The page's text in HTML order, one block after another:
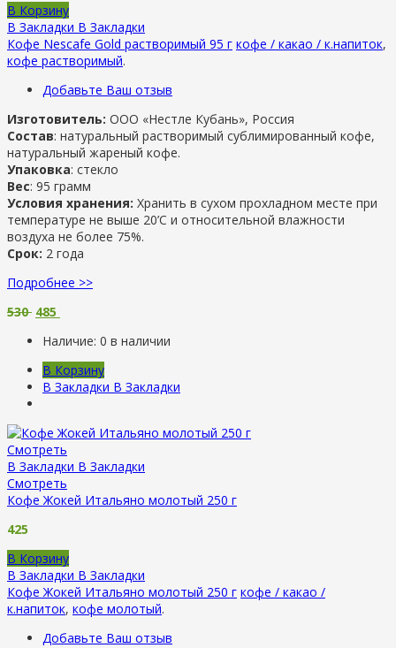
В Корзину
В Закладки В Закладки
Кофе Nescafe Gold растворимый 95 г кофе / какао / к.напиток,
кофе растворимый.
Добавьте Ваш отзыв
Изготовитель: ООО «Нестле Кубань», Россия
Состав: натуральный растворимый сублимированный кофе,
натуральный жареный кофе.
Упаковка: стекло
Вес: 95 грамм
Условия хранения: Хранить в сухом прохладном месте при
температуре не выше 20’С и относительной влажности
воздуха не более 75%.
Срок: 2 года
Подробнее >>
530 485
Наличие: 0 в наличии
В Корзину
В Закладки В Закладки
Смотреть
В Закладки В Закладки
Смотреть
Кофе Жокей Итальяно молотый 250 г
425
В Корзину
В Закладки В Закладки
Кофе Жокей Итальяно молотый 250 г кофе / какао /
к.напиток, кофе молотый.
Добавьте Ваш отзыв